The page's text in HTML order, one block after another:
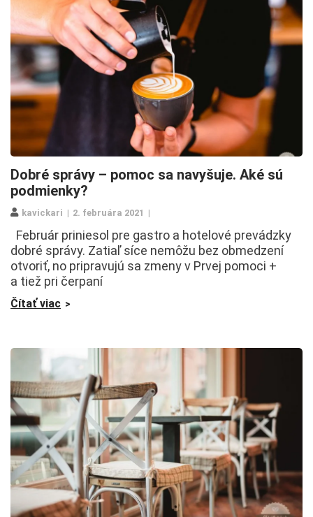
Dobré správy – pomoc sa navyšuje. Aké sú
podmienky?
kavickari 2. februára 2021
Február priniesol pre gastro a hotelové prevádzky
dobré správy. Zatiaľ síce nemôžu bez obmedzení
otvoriť, no pripravujú sa zmeny v Prvej pomoci +
a tiež pri čerpaní
Čítať viac